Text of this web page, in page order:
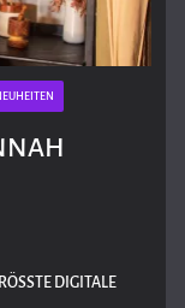
DIGITALE A